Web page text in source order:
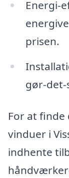
Energi-
prisen.
gør-det-
For at finde
vinduer i
indhente